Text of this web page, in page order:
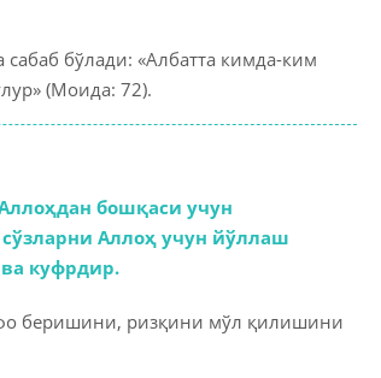
ва зикрлар
кийими
бўлади: «Албатта кимда-ким
(Моида: 72).
бошқаси учун
Аллоҳ учун йўллаш
куфрдир.
беришини, ризқини мўл қилишини